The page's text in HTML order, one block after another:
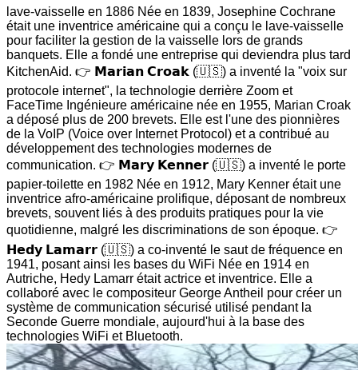
lave-vaisselle en 1886 Née en 1839, Josephine Cochrane
était une inventrice américaine qui a conçu le lave-vaisselle
pour faciliter la gestion de la vaisselle lors de grands
banquets. Elle a fondé une entreprise qui deviendra plus tard
KitchenAid. 👉 𝗠𝗮𝗿𝗶𝗮𝗻 𝗖𝗿𝗼𝗮𝗸 (🇺🇸) a inventé la "voix sur
protocole internet", la technologie derrière Zoom et
FaceTime Ingénieure américaine née en 1955, Marian Croak
a déposé plus de 200 brevets. Elle est l'une des pionnières
de la VoIP (Voice over Internet Protocol) et a contribué au
développement des technologies modernes de
communication. 👉 𝗠𝗮𝗿𝘆 𝗞𝗲𝗻𝗻𝗲𝗿 (🇺🇸) a inventé le porte
papier-toilette en 1982 Née en 1912, Mary Kenner était une
inventrice afro-américaine prolifique, déposant de nombreux
brevets, souvent liés à des produits pratiques pour la vie
quotidienne, malgré les discriminations de son époque. 👉
𝗛𝗲𝗱𝘆 𝗟𝗮𝗺𝗮𝗿𝗿 (🇺🇸) a co-inventé le saut de fréquence en
1941, posant ainsi les bases du WiFi Née en 1914 en
Autriche, Hedy Lamarr était actrice et inventrice. Elle a
collaboré avec le compositeur George Antheil pour créer un
système de communication sécurisé utilisé pendant la
Seconde Guerre mondiale, aujourd'hui à la base des
technologies WiFi et Bluetooth.